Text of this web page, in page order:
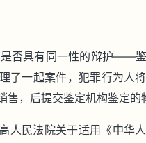
否具有同一性的辩护——
了一起案件，犯罪行为人
售，后提交鉴定机构鉴定的
人民法院关于适用《中华